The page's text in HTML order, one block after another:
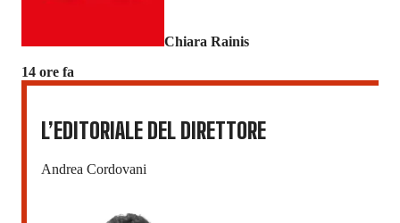
Chiara Rainis
14 ore fa
L’EDITORIALE DEL DIRETTORE
Andrea Cordovani